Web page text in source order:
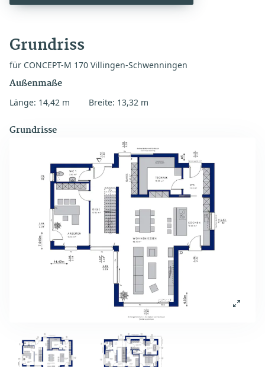
Grundriss
für CONCEPT-M 170 Villingen-Schwenningen
Außenmaße
Länge: 14,42 m Breite: 13,32 m
Grundrisse